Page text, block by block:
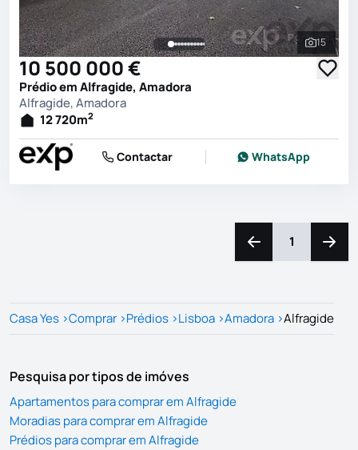
Ver
15
10 500 000 €
Prédio em Alfragide, Amadora
Alfragide, Amadora
12 720m2
Contactar WhatsApp
Navegação para a
1
Casa Yes >Comprar >Prédios >Lisboa >Amadora >Alfragide
Pesquisa por tipos de imóves
Apartamentos para comprar em Alfragide
Moradias para comprar em Alfragide
Prédios para comprar em Alfragide